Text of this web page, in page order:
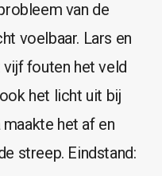
van de
voelbaar. Lars en
fouten het veld
het licht uit bij
het af en
streep. Eindstand: